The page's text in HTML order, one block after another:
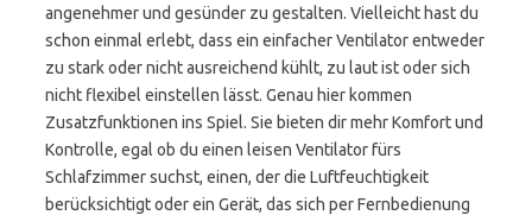
angenehmer und gesünder zu gestalten. Vielleicht hast du
schon einmal erlebt, dass ein einfacher Ventilator entweder
zu stark oder nicht ausreichend kühlt, zu laut ist oder sich
nicht flexibel einstellen lässt. Genau hier kommen
Zusatzfunktionen ins Spiel. Sie bieten dir mehr Komfort und
Kontrolle, egal ob du einen leisen Ventilator fürs
Schlafzimmer suchst, einen, der die Luftfeuchtigkeit
berücksichtigt oder ein Gerät, das sich per Fernbedienung